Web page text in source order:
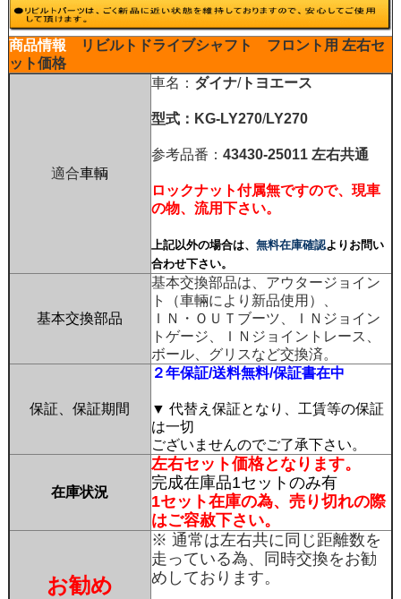
商品情報 リビルトドライブシャフト
フロント用 左右セ
ット価格
適合車輌
車名： ダイナ/トヨエース
型式： KG-LY270/LY270
参考品番： 43430-25011 左右共通
ロックナット付属無ですので、現車
の物、流用下さい。
上記以外の場合は、 無料在庫確認よりお問い
合わせ下さい。
基本交換部品
基本交換部品は、アウタージョイン
ト（車輛により新品使用）、
ＩＮ・ＯＵＴブーツ、ＩＮジョイン
トゲージ、ＩＮジョイントレース、
ボール、グリスなど交換済。
保証、保証期間
２年保証/送料無料/保証書在中
▼ 代替え保証となり、工賃等の保証
は一切
ございませんのでご了承下さい。
在庫状況
左右セット価格となります。
完成在庫品1セットのみ有
1セット在庫の為、売り切れの際
はご容赦下さい。
お勧め
※ 通常は左右共に同じ距離数を
走っている為、同時交換をお勧
めしております。